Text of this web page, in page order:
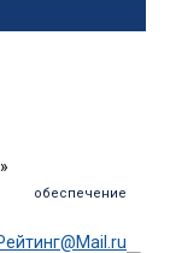
обеспечение